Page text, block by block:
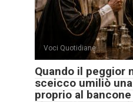
Voci Quotidiane
Quando il peggior
sceicco umiliò
proprio al